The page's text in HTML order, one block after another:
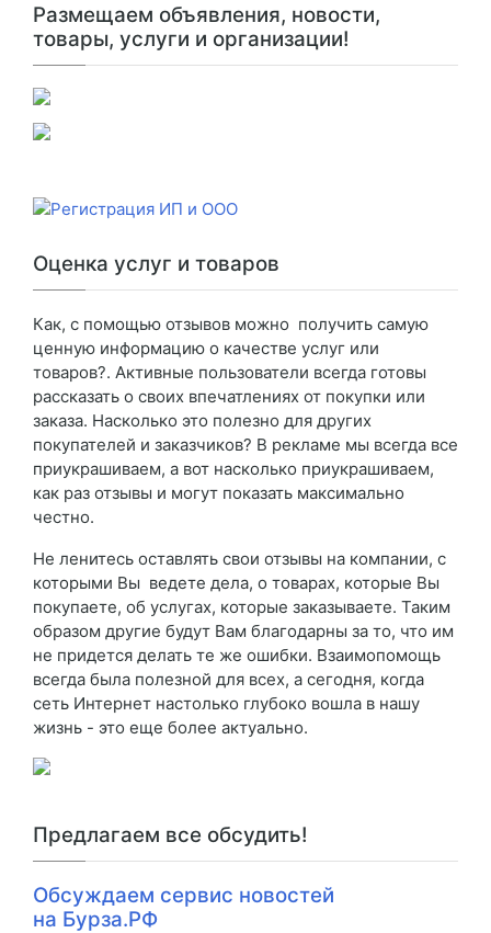
Размещаем объявления, новости,
товары, услуги и организации!
Оценка услуг и товаров
Как, с помощью отзывов можно получить самую
ценную информацию о качестве услуг или
товаров?. Активные пользователи всегда готовы
рассказать о своих впечатлениях от покупки или
заказа. Насколько это полезно для других
покупателей и заказчиков? В рекламе мы всегда все
приукрашиваем, а вот насколько приукрашиваем,
как раз отзывы и могут показать максимально
честно.
Не ленитесь оставлять свои отзывы на компании, с
которыми Вы ведете дела, о товарах, которые Вы
покупаете, об услугах, которые заказываете. Таким
образом другие будут Вам благодарны за то, что им
не придется делать те же ошибки. Взаимопомощь
всегда была полезной для всех, а сегодня, когда
сеть Интернет настолько глубоко вошла в нашу
жизнь - это еще более актуально.
Предлагаем все обсудить!
Обсуждаем сервис новостей
на Бурза.РФ